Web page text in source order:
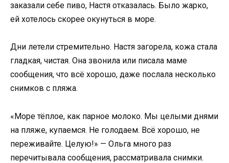
заказали себе пиво, Настя отказалась. Было жарко,
ей хотелось скорее окунуться в море.
Дни летели стремительно. Настя загорела, кожа стала
гладкая, чистая. Она звонила или писала маме
сообщения, что всё хорошо, даже послала несколько
снимков с пляжа.
«Море тёплое, как парное молоко. Мы целыми днями
на пляже, купаемся. Не голодаем. Всё хорошо, не
переживайте. Целую!» — Ольга много раз
перечитывала сообщения, рассматривала снимки.